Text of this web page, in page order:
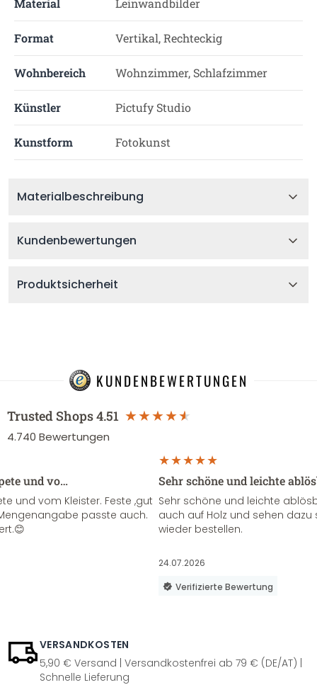
Material Leinwandbilder
Format Vertikal, Rechteckig
Wohnbereich Wohnzimmer, Schlafzimmer
Künstler Pictufy Studio
Kunstform Fotokunst
Materialbeschreibung
Kundenbewertungen
Produktsicherheit
KUNDENBEWERTUNGEN
Trusted Shops4.51
4.740 Bewertungen
und vo…
und vom Kleister. Feste ,gut
passte auch.
Sehr schöne und leichte
Sehr schöne und leichte
auch auf Holz und sehen
wieder bestellen.
24.07.2026
Verifizierte Bewertung
VERSANDKOSTEN
5,90 € Versand | Versandkostenfrei ab 79 € (DE/AT) |
Schnelle Lieferung